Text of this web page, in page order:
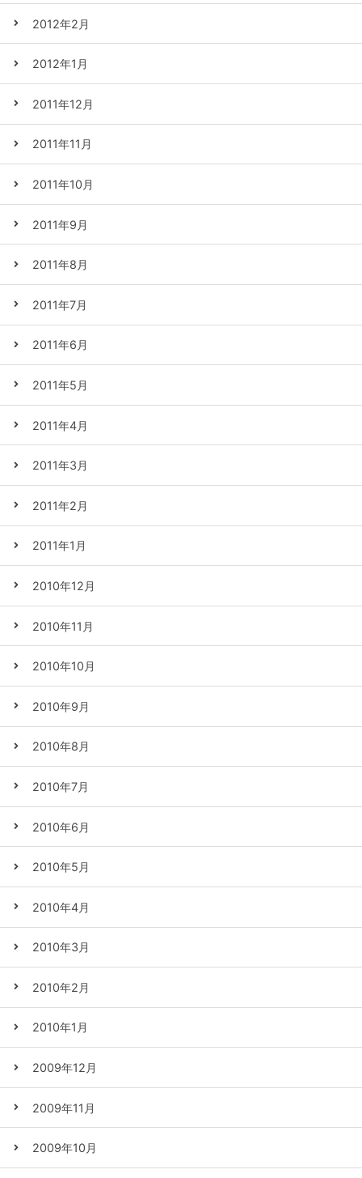
2012年2月
2012年1月
2011年12月
2011年11月
2011年10月
2011年9月
2011年8月
2011年7月
2011年6月
2011年5月
2011年4月
2011年3月
2011年2月
2011年1月
2010年12月
2010年11月
2010年10月
2010年9月
2010年8月
2010年7月
2010年6月
2010年5月
2010年4月
2010年3月
2010年2月
2010年1月
2009年12月
2009年11月
2009年10月